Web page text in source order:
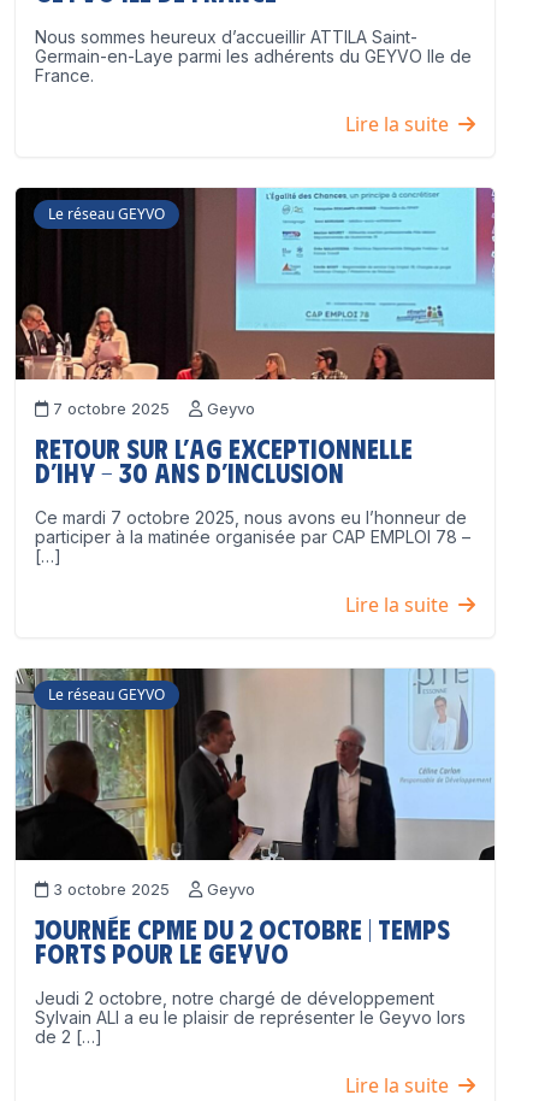
Nous sommes heureux d’accueillir ATTILA Saint-
Germain-en-Laye parmi les adhérents du GEYVO Ile de
France.
Lire la suite
Le réseau GEYVO
7 octobre 2025 Geyvo
Retour sur l’AG exceptionnelle
d’IHY – 30 ans d’inclusion
Ce mardi 7 octobre 2025, nous avons eu l’honneur de
participer à la matinée organisée par CAP EMPLOI 78 –
[…]
Lire la suite
Le réseau GEYVO
3 octobre 2025 Geyvo
Journée CPME du 2 octobre | Temps
forts pour le GEYVO
Jeudi 2 octobre, notre chargé de développement
Sylvain ALI a eu le plaisir de représenter le Geyvo lors
de 2 […]
Lire la suite